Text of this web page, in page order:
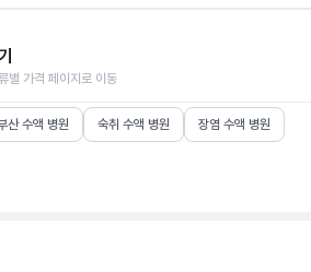
별 가격 페이지로 이동
산 수액 병원 숙취 수액 병원 장염 수액 병원